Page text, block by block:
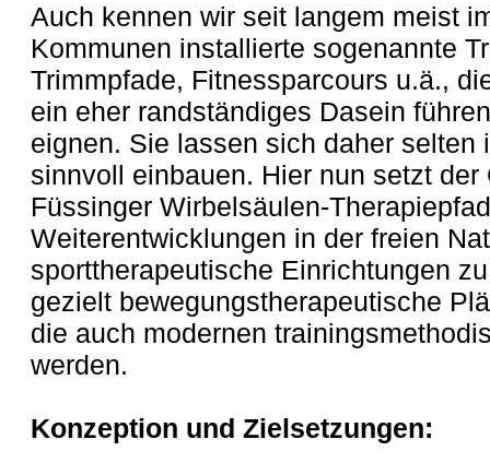
Auch kennen wir seit langem meist
Kommunen installierte sogenannte
Trimmpfade, Fitnessparcours u.ä.,
ein eher randständiges Dasein
eignen. Sie lassen sich daher selten
sinnvoll einbauen. Hier nun setzt
Füssinger Wirbelsäulen-
Weiterentwicklungen in der freien
sporttherapeutische Einrichtungen
gezielt bewegungstherapeutische
die auch modernen
werden.
Konzeption und Zielsetzungen: